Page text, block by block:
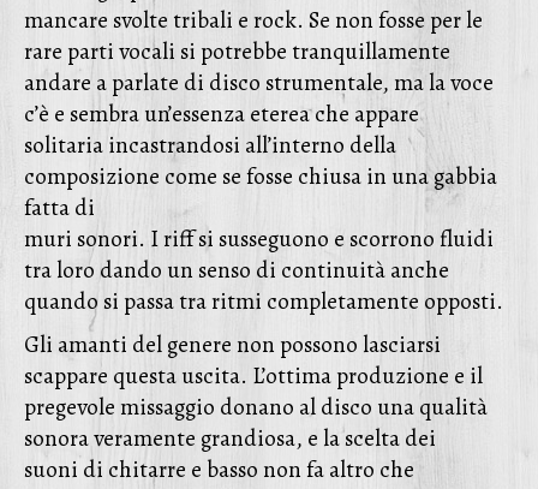
mancare svolte tribali e rock. Se non fosse per le
rare parti vocali si potrebbe tranquillamente
andare a parlate di disco strumentale, ma la voce
c’è e sembra un’essenza eterea che appare
solitaria incastrandosi all’interno della
composizione come se fosse chiusa in una gabbia
fatta di
muri sonori. I riff si susseguono e scorrono fluidi
tra loro dando un senso di continuità anche
quando si passa tra ritmi completamente opposti.
Gli amanti del genere non possono lasciarsi
scappare questa uscita. L’ottima produzione e il
pregevole missaggio donano al disco una qualità
sonora veramente grandiosa, e la scelta dei
suoni di chitarre e basso non fa altro che